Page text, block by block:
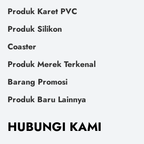
Produk Karet PVC
Produk Silikon
Coaster
Produk Merek Terkenal
Barang Promosi
Produk Baru Lainnya
HUBUNGI KAMI